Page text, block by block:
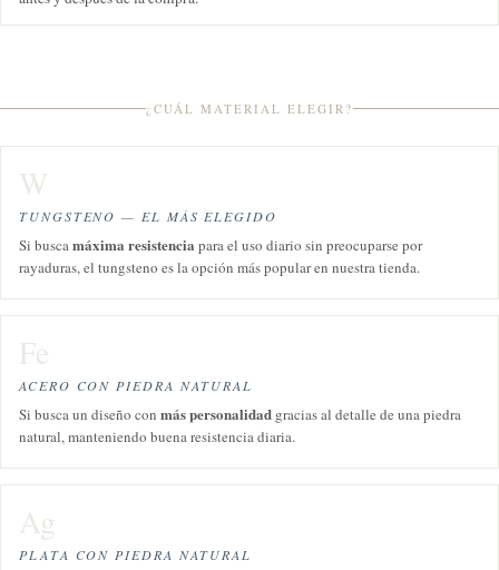
¿CUÁL MATERIAL ELEGIR?
W
TUNGSTENO — EL MÁS ELEGIDO
Si buscamáxima resistencia para el uso diario sin preocuparse por
rayaduras, el tungsteno es la opción más popular en nuestra tienda.
Fe
ACERO CON PIEDRA NATURAL
Si busca un diseño con más personalidad gracias al detalle de una piedra
natural, manteniendo buena resistencia diaria.
Ag
PLATA CON PIEDRA NATURAL